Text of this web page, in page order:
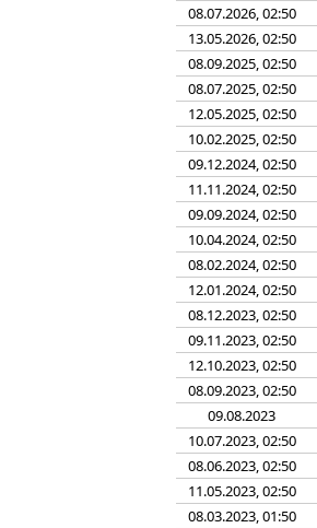
08.07.2026, 02:50
13.05.2026, 02:50
08.09.2025, 02:50
08.07.2025, 02:50
12.05.2025, 02:50
10.02.2025, 02:50
09.12.2024, 02:50
11.11.2024, 02:50
09.09.2024, 02:50
10.04.2024, 02:50
08.02.2024, 02:50
12.01.2024, 02:50
08.12.2023, 02:50
09.11.2023, 02:50
12.10.2023, 02:50
08.09.2023, 02:50
09.08.2023
10.07.2023, 02:50
08.06.2023, 02:50
11.05.2023, 02:50
08.03.2023, 01:50